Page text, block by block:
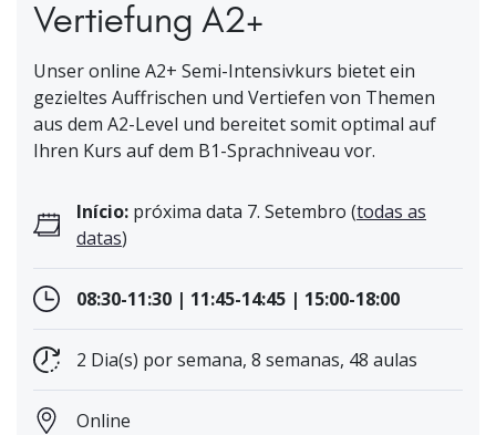
Vertiefung A2+
Unser online A2+ Semi-Intensivkurs bietet ein
gezieltes Auffrischen und Vertiefen von Themen
aus dem A2-Level und bereitet somit optimal auf
Ihren Kurs auf dem B1-Sprachniveau vor.
Início: próxima data 7. Setembro (todas as
datas)
08:30-11:30 | 11:45-14:45 | 15:00-18:00
2 Dia(s) por semana, 8 semanas, 48 aulas
Online